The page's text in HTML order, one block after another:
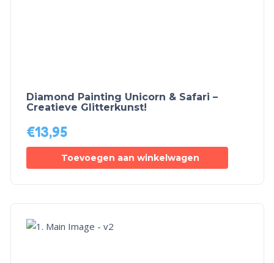
Diamond Painting Unicorn & Safari –
Creatieve Glitterkunst!
€13,95
Toevoegen aan winkelwagen